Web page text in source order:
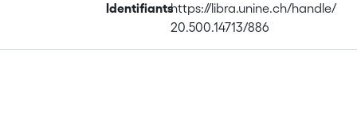
Identifiantshttps://libra.unine.ch/handle/
20.500.14713/886